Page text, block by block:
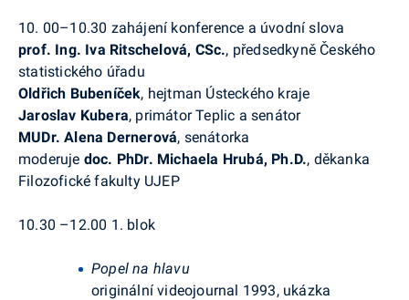
10. 00–10.30 zahájení konference a úvodní slova
prof. Ing. Iva Ritschelová, CSc., předsedkyně Českého
statistického úřadu
Oldřich Bubeníček, hejtman Ústeckého kraje
Jaroslav Kubera, primátor Teplic a senátor
MUDr. Alena Dernerová, senátorka
moderuje doc. PhDr. Michaela Hrubá, Ph.D., děkanka
Filozofické fakulty UJEP
10.30 –12.00 1. blok
Popel na hlavu
originální videojournal 1993, ukázka